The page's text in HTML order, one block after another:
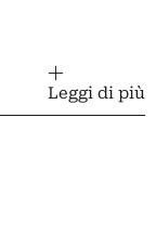
Leggi di più